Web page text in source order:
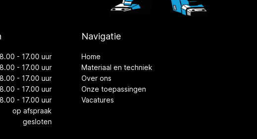
- 17.00 uur
- 17.00 uur
- 17.00 uur
- 17.00 uur
- 17.00 uur
op afspraak
gesloten
Navigatie
Home
Materiaal en techniek
Over ons
Onze toepassingen
Vacatures